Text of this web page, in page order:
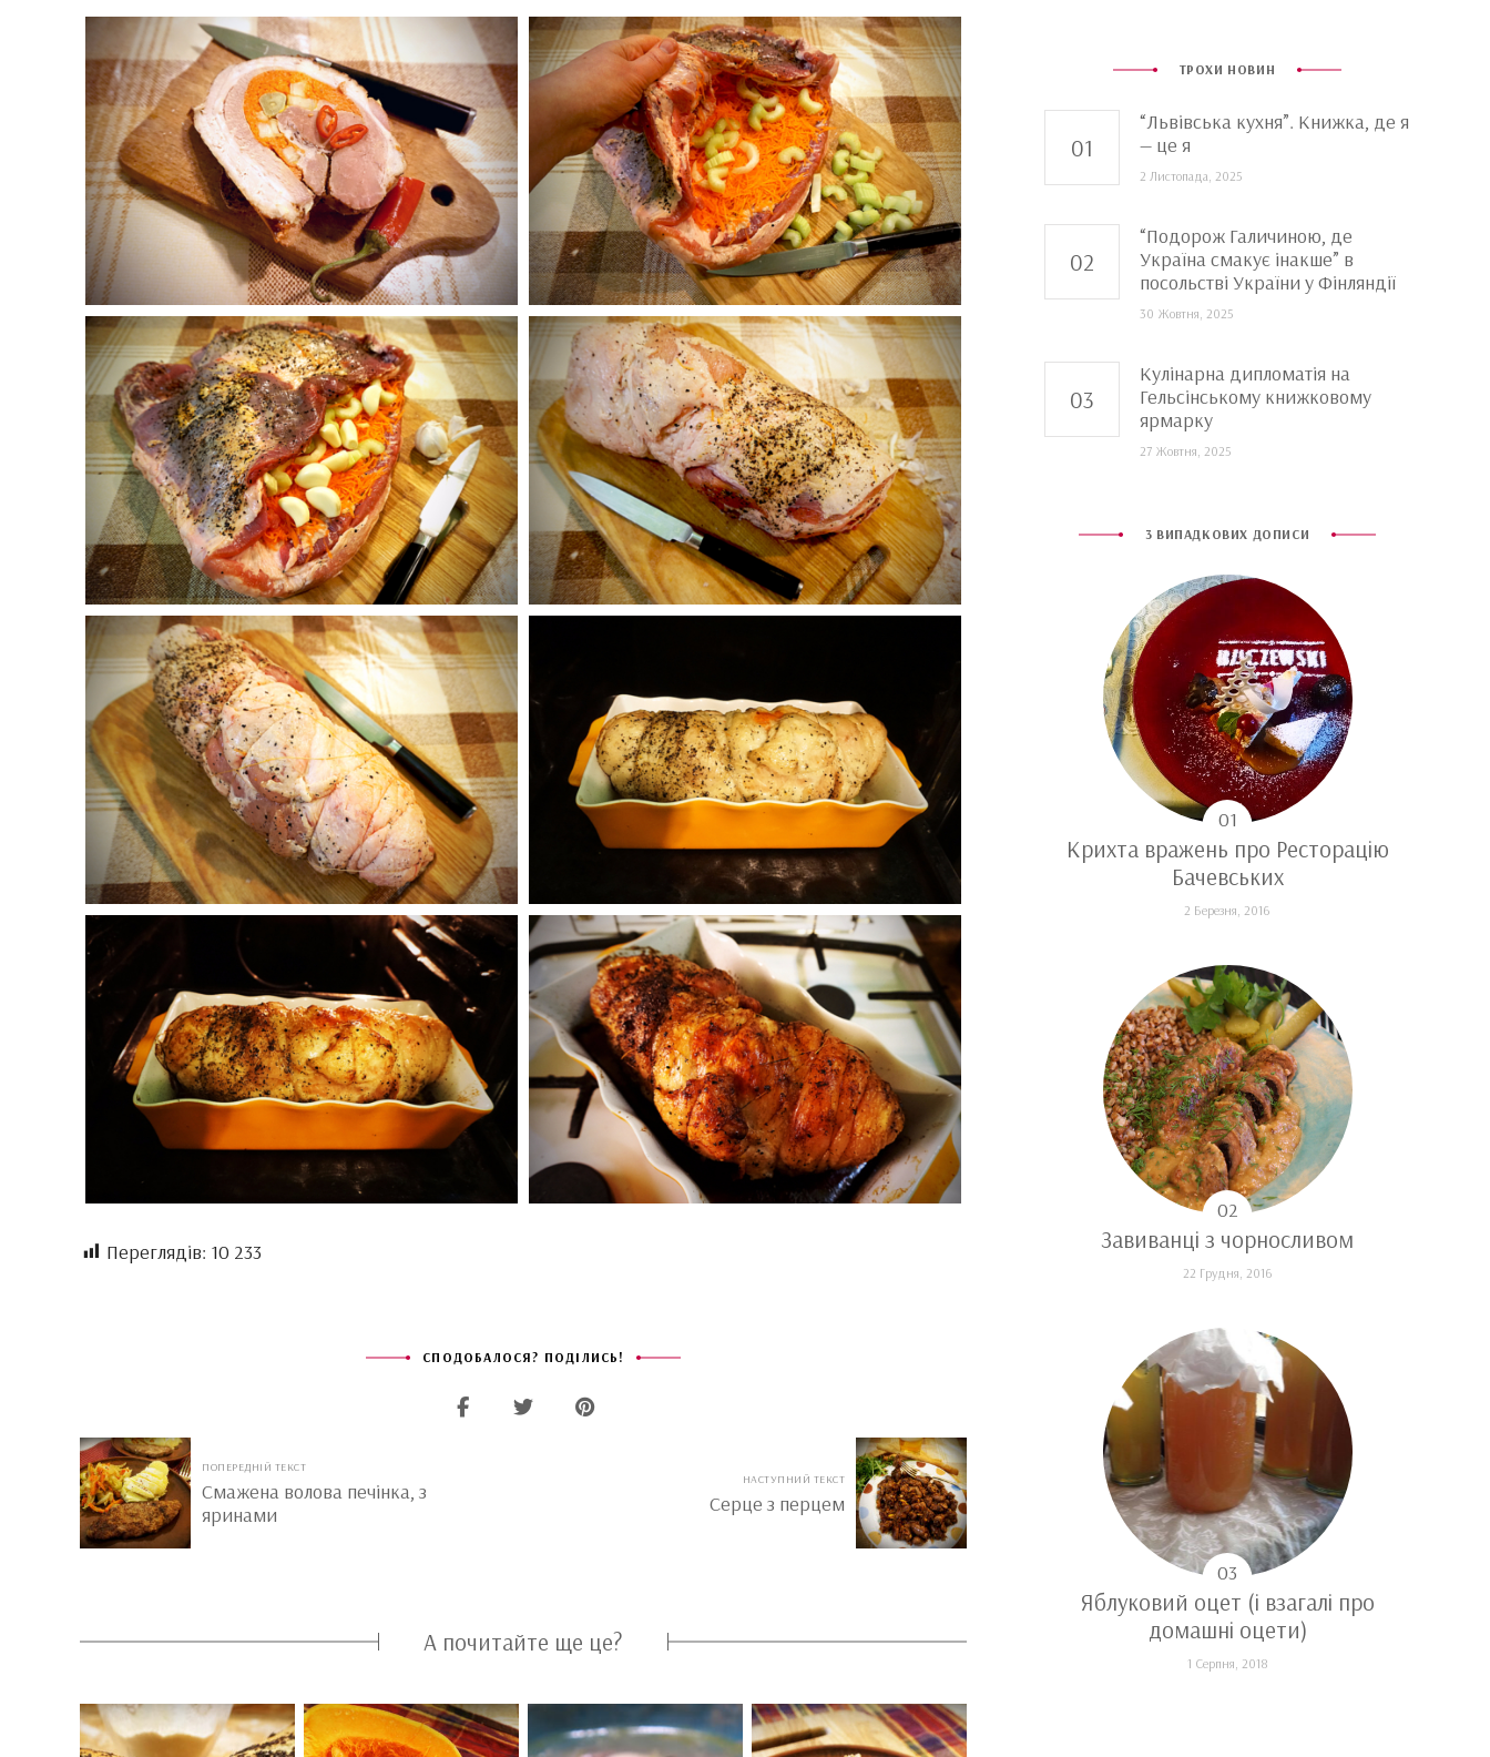
Переглядів: 10 233
СПОДОБАЛОСЯ? ПОДІЛИСЬ!
ПОПЕРЕДНІЙ ТЕКСТ
Смажена волова печінка, з
яринами
НАСТУПНИЙ ТЕКСТ
Серце з перцем
А почитайте ще це?
ТРОХИ НОВИН
“Львівська кухня”. Книжка, де я
— це я
2 Листопада, 2025
“Подорож Галичиною, де
Україна смакує інакше” в
посольстві України у Фінляндії
30 Жовтня, 2025
Кулінарна дипломатія на
Гельсінському книжковому
ярмарку
27 Жовтня, 2025
3 ВИПАДКОВИХ ДОПИСИ
Крихта вражень про Ресторацію
Бачевських
2 Березня, 2016
Завиванці з чорносливом
22 Грудня, 2016
Яблуковий оцет (і взагалі про
домашні оцети)
1 Серпня, 2018